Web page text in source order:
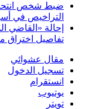
ضبط شخص
التراخيص في
إحالة «القاضي
تفاصيل اختراق
مقال عشوائي
تسجيل الدخول
انستقرام
يوتيوب
تويتر